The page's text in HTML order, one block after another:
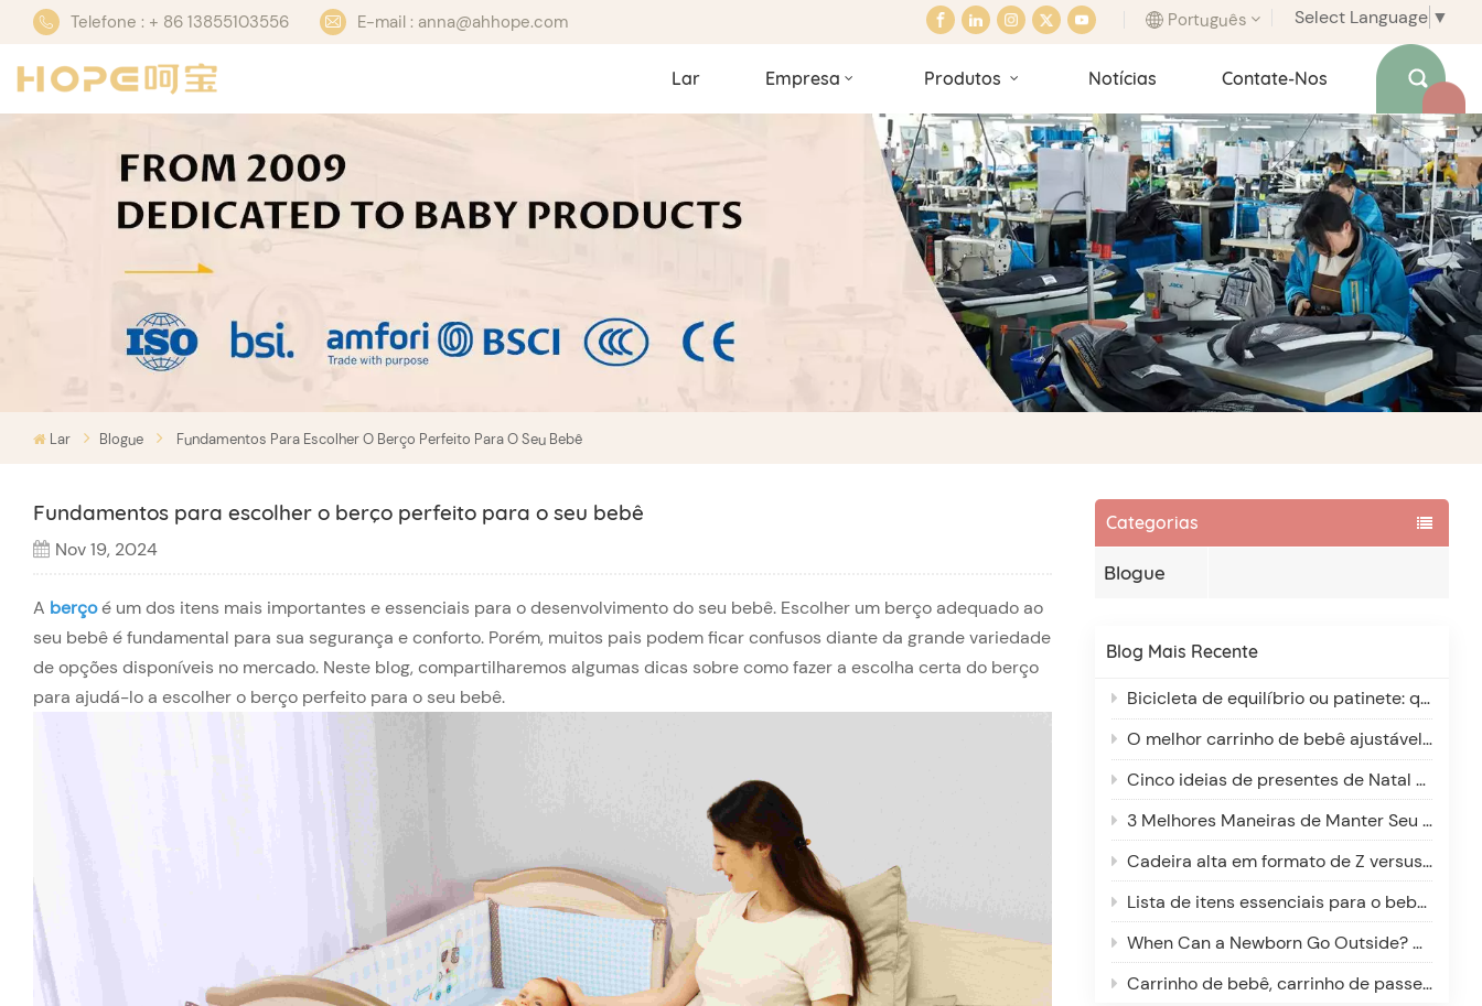
Telefone : + 86 13855103556 E-mail : anna@ahhope.com Select Language ▼
Português
English
français
italiano
español
português
Lar Empresa Produtos Notícias Contate-Nos
Lar Blogue Fundamentos Para Escolher O Berço Perfeito Para O Seu Bebê
Categorias
Blogue
Blog Mais Recente
Bicicleta de equilíbrio ou patinete: qual é a melhor opção para crianças de 2 a 6 anos?
O melhor carrinho de bebê ajustável para pais altos e baixos: conforto para todos os cuidadores.
Cinco ideias de presentes de Natal emocionantes para novos pais
3 Melhores Maneiras de Manter Seu Bebê Aquecido no Carrinho: Um Guia para o Inverno
Cadeira alta em formato de Z versus cadeira alta comum: qual é a melhor para o seu filho?
Lista de itens essenciais para o bebê: o que pode esperar e por quê?
When Can a Newborn Go Outside? A Parent’s Guide to Safe Outdoor Adventures
Carrinho de bebê, carrinho de passeio, carrinho de bebê portátil: qual a diferença?
Fundamentos para escolher o berço perfeito para o seu bebê
Nov 19, 2024
A berçoé um dos itens mais importantes e essenciais para o desenvolvimento do seu bebê. Escolher um berço adequado ao
seu bebê é fundamental para sua segurança e conforto. Porém, muitos pais podem ficar confusos diante da grande variedade
de opções disponíveis no mercado. Neste blog, compartilharemos algumas dicas sobre como fazer a escolha certa do berço
para ajudá-lo a escolher o berço perfeito para o seu bebê.